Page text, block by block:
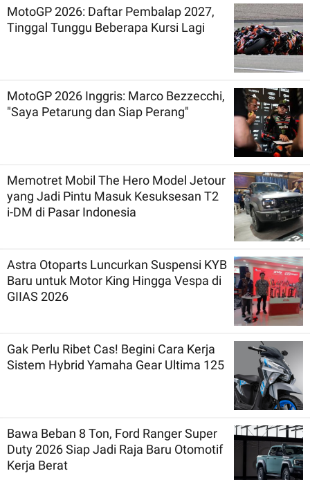
MotoGP 2026: Daftar Pembalap 2027,
Tinggal Tunggu Beberapa Kursi Lagi
MotoGP 2026 Inggris: Marco Bezzecchi,
"Saya Petarung dan Siap Perang"
Memotret Mobil The Hero Model Jetour
yang Jadi Pintu Masuk Kesuksesan T2
i-DM di Pasar Indonesia
Astra Otoparts Luncurkan Suspensi KYB
Baru untuk Motor King Hingga Vespa di
GIIAS 2026
Gak Perlu Ribet Cas! Begini Cara Kerja
Sistem Hybrid Yamaha Gear Ultima 125
Bawa Beban 8 Ton, Ford Ranger Super
Duty 2026 Siap Jadi Raja Baru Otomotif
Kerja Berat